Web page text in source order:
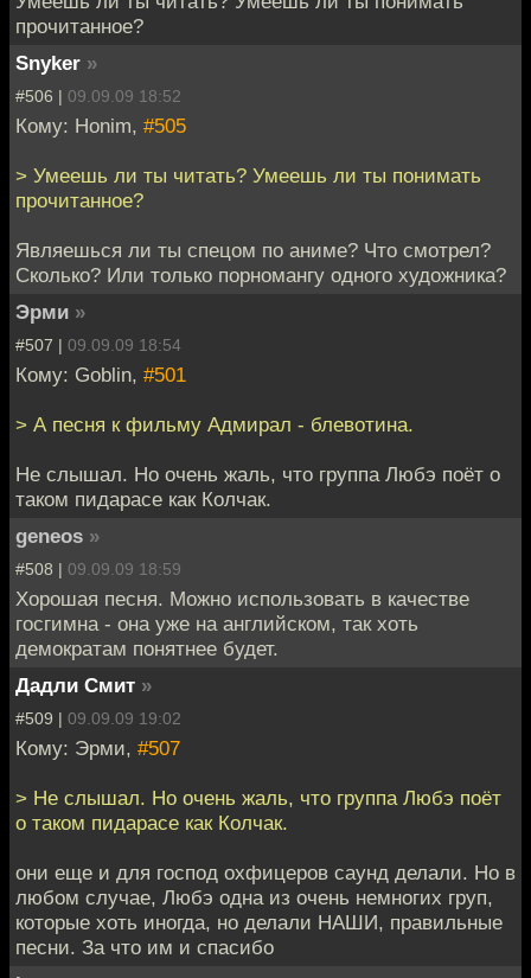
прочитанное?
Snyker »
#506 | 09.09.09 18:52
Кому: Honim, #505
> Умеешь ли ты читать? Умеешь ли ты понимать
прочитанное?
Являешься ли ты спецом по аниме? Что смотрел?
Сколько? Или только порномангу одного художника?
Эрми »
#507 | 09.09.09 18:54
Кому: Goblin, #501
> А песня к фильму Адмирал - блевотина.
Не слышал. Но очень жаль, что группа Любэ поёт о
таком пидарасе как Колчак.
geneos »
#508 | 09.09.09 18:59
Хорошая песня. Можно использовать в качестве
госгимна - она уже на английском, так хоть
демократам понятнее будет.
Дадли Смит »
#509 | 09.09.09 19:02
Кому: Эрми, #507
> Не слышал. Но очень жаль, что группа Любэ поёт
о таком пидарасе как Колчак.
они еще и для господ охфицеров саунд делали. Но в
любом случае, Любэ одна из очень немногих груп,
которые хоть иногда, но делали НАШИ, правильные
песни. За что им и спасибо